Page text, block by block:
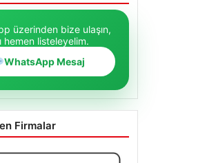
üzerinden bize ulaşın,
hemen listeleyelim.
WhatsApp Mesaj
Firmalar